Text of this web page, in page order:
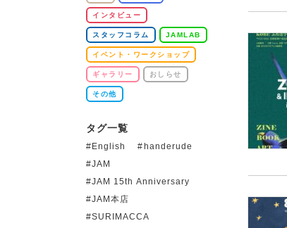
インタビュー
スタッフコラム JAMLAB
イベント・ワークショップ
ギャラリー おしらせ
その他
タグ一覧
English
handerude
JAM
JAM 15th Anniversary
JAM本店
SURIMACCA